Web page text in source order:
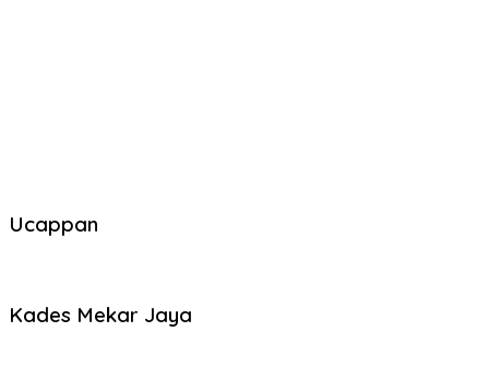
Ucappan
Kades Mekar Jaya